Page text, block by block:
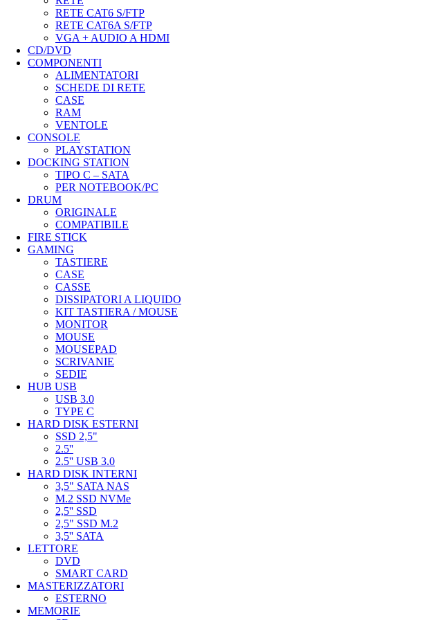
RETE CAT6 S/FTP
RETE CAT6A S/FTP
VGA + AUDIO A HDMI
CD/DVD
COMPONENTI
ALIMENTATORI
SCHEDE DI RETE
CASE
RAM
VENTOLE
CONSOLE
PLAYSTATION
DOCKING STATION
TIPO C – SATA
PER NOTEBOOK/PC
DRUM
ORIGINALE
COMPATIBILE
FIRE STICK
GAMING
TASTIERE
CASE
CASSE
DISSIPATORI A LIQUIDO
KIT TASTIERA / MOUSE
MONITOR
MOUSE
MOUSEPAD
SCRIVANIE
SEDIE
HUB USB
USB 3.0
TYPE C
HARD DISK ESTERNI
SSD 2,5"
2.5''
2.5'' USB 3.0
HARD DISK INTERNI
3,5" SATA NAS
M.2 SSD NVMe
2,5'' SSD
2,5" SSD M.2
3,5'' SATA
LETTORE
DVD
SMART CARD
MASTERIZZATORI
ESTERNO
MEMORIE